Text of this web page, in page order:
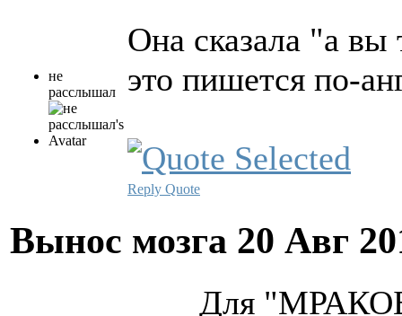
не
расслышал
Она сказала "а вы
это пишется по-
Reply Quote
Вынос мозга 20 Авг
Для